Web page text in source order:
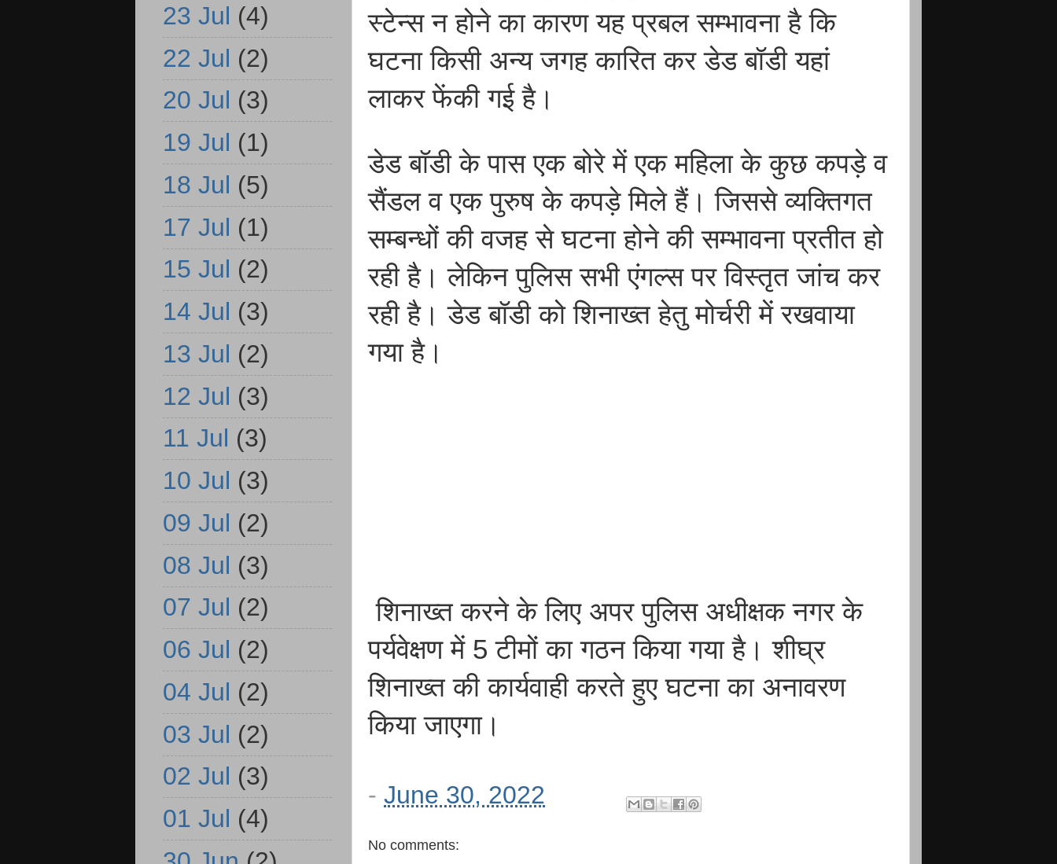
स्टेन्स न होने का कारण यह प्रबल सम्भावना है कि
घटना किसी अन्य जगह कारित कर डेड बॉडी यहां
लाकर फेंकी गई है।
डेड बॉडी के पास एक बोरे में एक महिला के कुछ कपड़े व
सैंडल व एक पुरुष के कपड़े मिले हैं। जिससे व्यक्तिगत
सम्बन्धों की वजह से घटना होने की सम्भावना प्रतीत हो
रही है। लेकिन पुलिस सभी एंगल्स पर विस्तृत जांच कर
रही है। डेड बॉडी को शिनाख्त हेतु मोर्चरी में रखवाया
गया है।
शिनाख्त करने के लिए अपर पुलिस अधीक्षक नगर के
पर्यवेक्षण में 5 टीमों का गठन किया गया है। शीघ्र
शिनाख्त की कार्यवाही करते हुए घटना का अनावरण
किया जाएगा।
- June 30, 2022
No comments:
23 Jul (4)
22 Jul (2)
20 Jul (3)
19 Jul (1)
18 Jul (5)
17 Jul (1)
15 Jul (2)
14 Jul (3)
13 Jul (2)
12 Jul (3)
11 Jul (3)
10 Jul (3)
09 Jul (2)
08 Jul (3)
07 Jul (2)
06 Jul (2)
04 Jul (2)
03 Jul (2)
02 Jul (3)
01 Jul (4)